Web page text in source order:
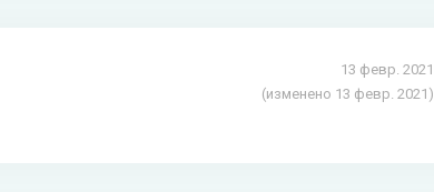
13 февр. 2021
(изменено 13 февр. 2021)